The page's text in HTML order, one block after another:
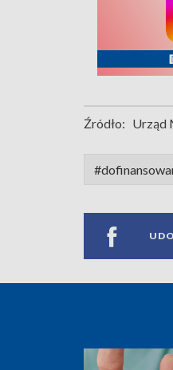
Źródło: Urząd